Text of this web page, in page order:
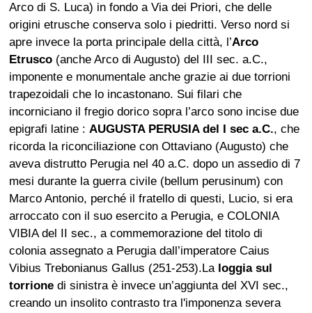
Arco di S. Luca) in fondo a Via dei Priori, che delle
origini etrusche conserva solo i piedritti. Verso nord si
apre invece la porta principale della città, l’Arco
Etrusco (anche Arco di Augusto) del III sec. a.C.,
imponente e monumentale anche grazie ai due torrioni
trapezoidali che lo incastonano. Sui filari che
incorniciano il fregio dorico sopra l’arco sono incise due
epigrafi latine :AUGUSTA PERUSIA del I sec a.C., che
ricorda la riconciliazione con Ottaviano (Augusto) che
aveva distrutto Perugia nel 40 a.C. dopo un assedio di 7
mesi durante la guerra civile (bellum perusinum) con
Marco Antonio, perché il fratello di questi, Lucio, si era
arroccato con il suo esercito a Perugia, e COLONIA
VIBIA del II sec., a commemorazione del titolo di
colonia assegnato a Perugia dall’imperatore Caius
Vibius Trebonianus Gallus (251-253).La loggia sul
torrione di sinistra è invece un’aggiunta del XVI sec.,
creando un insolito contrasto tra l'imponenza severa